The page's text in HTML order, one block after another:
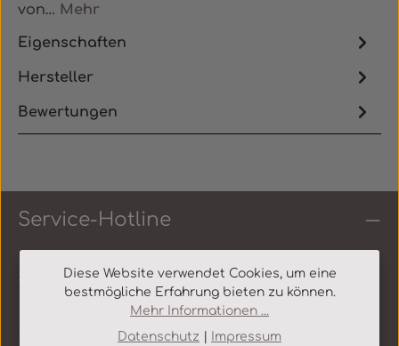
von… Mehr
Eigenschaften
Hersteller
Bewertungen
Service-Hotline
Shop Service
Informationen
Diese Website verwendet Cookies, um eine
bestmögliche Erfahrung bieten zu können.
Mehr Informationen ...
Datenschutz
Impressum